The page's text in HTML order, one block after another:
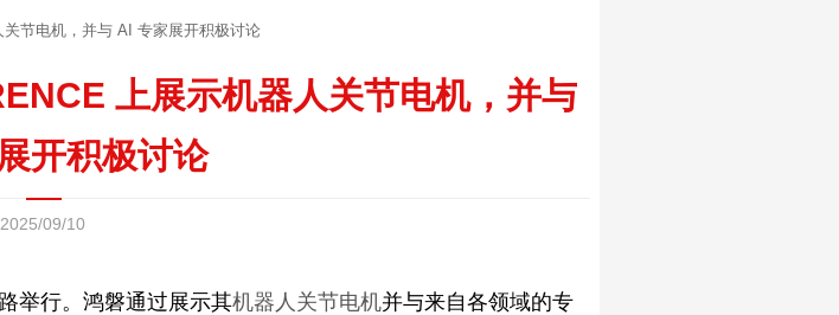
节电机，并与 AI 专家展开积极讨论
上展示机器人关节电机，并与
开积极讨论
2025/09/10
举行。鸿磐通过展示其机器人关节电机并与来自各领域的专